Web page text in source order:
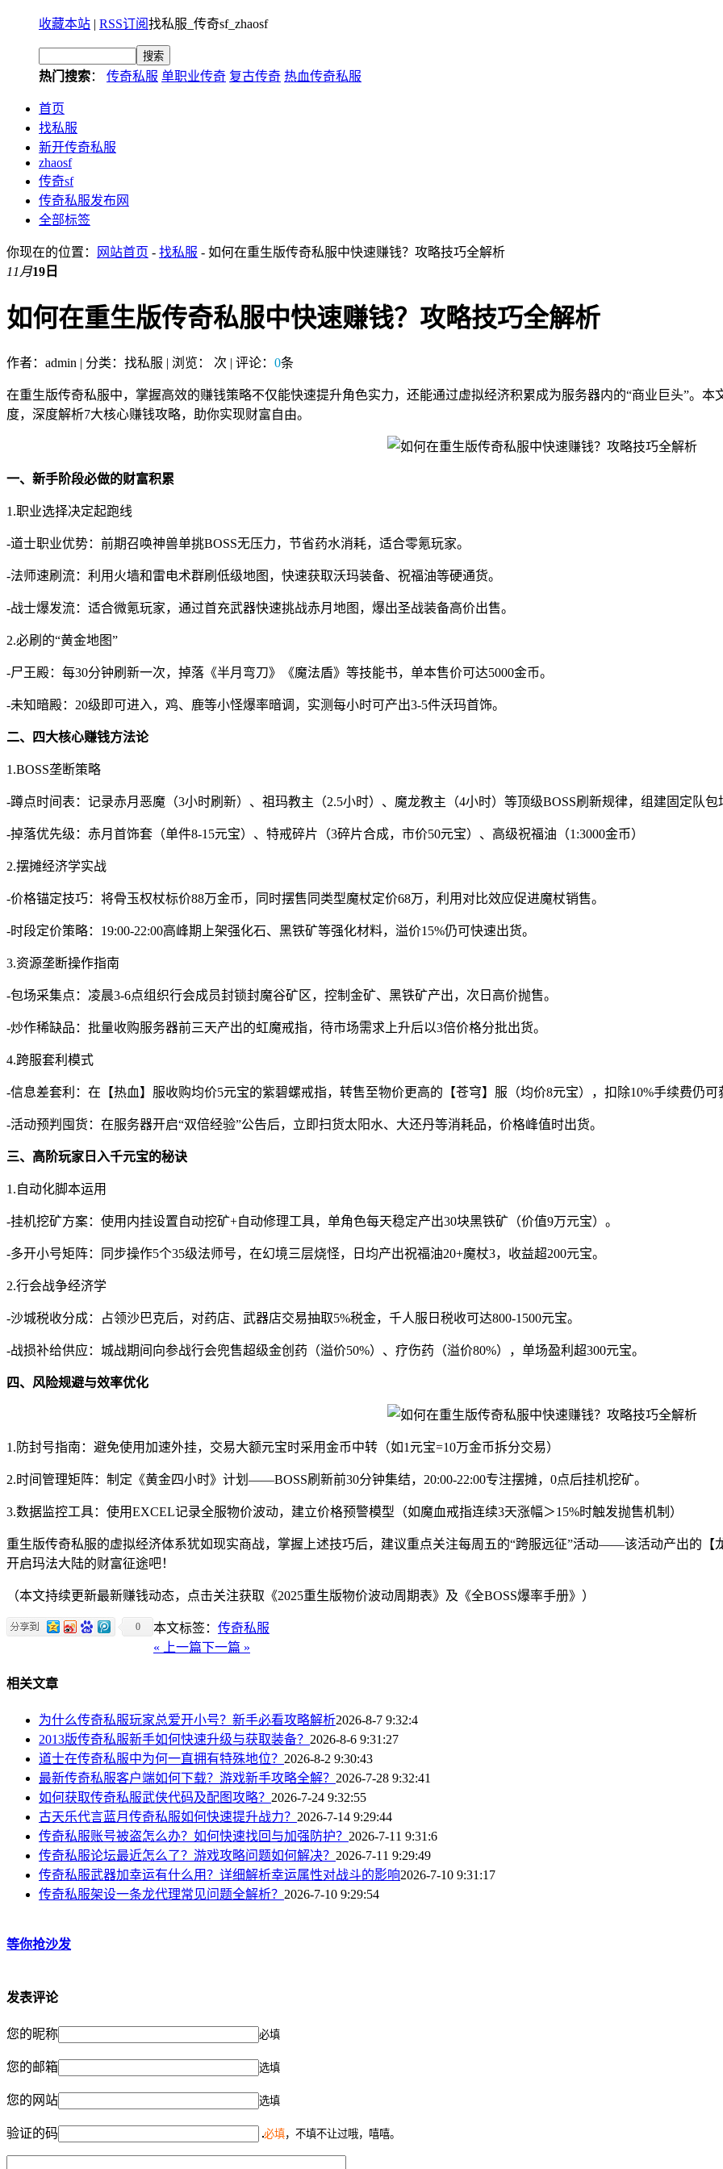
收藏本站 | RSS订阅找私服_传奇sf_zhaosf
热门搜索： 传奇私服 单职业传奇 复古传奇 热血传奇私服
首页
找私服
新开传奇私服
zhaosf
传奇sf
传奇私服发布网
全部标签
你现在的位置： 网站首页 - 找私服 - 如何在重生版传奇私服中快速赚钱？攻略技巧全解析
11月19日
如何在重生版传奇私服中快速赚钱？攻略技巧全解析
作者：admin | 分类：找私服 | 浏览： 次 | 评论： 0条
在重生版传奇私服中，掌握高效的赚钱策略不仅能快速提升角色实力，还能通过虚拟经济积累成为服务器内的“商业巨头”。
度，深度解析7大核心赚钱攻略，助你实现财富自由。
一、新手阶段必做的财富积累
1.职业选择决定起跑线
-道士职业优势：前期召唤神兽单挑BOSS无压力，节省药水消耗，适合零氪玩家。
-法师速刷流：利用火墙和雷电术群刷低级地图，快速获取沃玛装备、祝福油等硬通货。
-战士爆发流：适合微氪玩家，通过首充武器快速挑战赤月地图，爆出圣战装备高价出售。
2.必刷的“黄金地图”
-尸王殿：每30分钟刷新一次，掉落《半月弯刀》《魔法盾》等技能书，单本售价可达5000金币。
-未知暗殿：20级即可进入，鸡、鹿等小怪爆率暗调，实测每小时可产出3-5件沃玛首饰。
二、四大核心赚钱方法论
1.BOSS垄断策略
-蹲点时间表：记录赤月恶魔（3小时刷新）、祖玛教主（2.5小时）、魔龙教主（4小时）等顶级BOSS刷新规律，组建固定队包
-掉落优先级：赤月首饰套（单件8-15元宝）、特戒碎片（3碎片合成，市价50元宝）、高级祝福油（1:3000金币）
2.摆摊经济学实战
-价格锚定技巧：将骨玉权杖标价88万金币，同时摆售同类型魔杖定价68万，利用对比效应促进魔杖销售。
-时段定价策略：19:00-22:00高峰期上架强化石、黑铁矿等强化材料，溢价15%仍可快速出货。
3.资源垄断操作指南
-包场采集点：凌晨3-6点组织行会成员封锁封魔谷矿区，控制金矿、黑铁矿产出，次日高价抛售。
-炒作稀缺品：批量收购服务器前三天产出的虹魔戒指，待市场需求上升后以3倍价格分批出货。
4.跨服套利模式
-信息差套利：在【热血】服收购均价5元宝的紫碧螺戒指，转售至物价更高的【苍穹】服（均价8元宝），扣除10%手续费仍可
-活动预判囤货：在服务器开启“双倍经验”公告后，立即扫货太阳水、大还丹等消耗品，价格峰值时出货。
三、高阶玩家日入千元宝的秘诀
1.自动化脚本运用
-挂机挖矿方案：使用内挂设置自动挖矿+自动修理工具，单角色每天稳定产出30块黑铁矿（价值9万元宝）。
-多开小号矩阵：同步操作5个35级法师号，在幻境三层烧怪，日均产出祝福油20+魔杖3，收益超200元宝。
2.行会战争经济学
-沙城税收分成：占领沙巴克后，对药店、武器店交易抽取5%税金，千人服日税收可达800-1500元宝。
-战损补给供应：城战期间向参战行会兜售超级金创药（溢价50%）、疗伤药（溢价80%），单场盈利超300元宝。
四、风险规避与效率优化
1.防封号指南：避免使用加速外挂，交易大额元宝时采用金币中转（如1元宝=10万金币拆分交易）
2.时间管理矩阵：制定《黄金四小时》计划——BOSS刷新前30分钟集结，20:00-22:00专注摆摊，0点后挂机挖矿。
3.数据监控工具：使用EXCEL记录全服物价波动，建立价格预警模型（如魔血戒指连续3天涨幅＞15%时触发抛售机制）
重生版传奇私服的虚拟经济体系犹如现实商战，掌握上述技巧后，建议重点关注每周五的“跨服远征”活动——该活动产出的【
开启玛法大陆的财富征途吧！
（本文持续更新最新赚钱动态，点击关注获取《2025重生版物价波动周期表》及《全BOSS爆率手册》）
0 本文标签： 传奇私服
« 上一篇下一篇 »
相关文章
为什么传奇私服玩家总爱开小号？新手必看攻略解析2026-8-7 9:32:4
2013版传奇私服新手如何快速升级与获取装备？ 2026-8-6 9:31:27
道士在传奇私服中为何一直拥有特殊地位？ 2026-8-2 9:30:43
最新传奇私服客户端如何下载？游戏新手攻略全解？ 2026-7-28 9:32:41
如何获取传奇私服武侠代码及配图攻略？ 2026-7-24 9:32:55
古天乐代言蓝月传奇私服如何快速提升战力？ 2026-7-14 9:29:44
传奇私服账号被盗怎么办？如何快速找回与加强防护？ 2026-7-11 9:31:6
传奇私服论坛最近怎么了？游戏攻略问题如何解决？ 2026-7-11 9:29:49
传奇私服武器加幸运有什么用？详细解析幸运属性对战斗的影响2026-7-10 9:31:17
传奇私服架设一条龙代理常见问题全解析？ 2026-7-10 9:29:54
等你抢沙发
发表评论
您的昵称 必填
您的邮箱 选填
您的网站 选填
验证的码 必填，不填不让过哦，嘻嘻。